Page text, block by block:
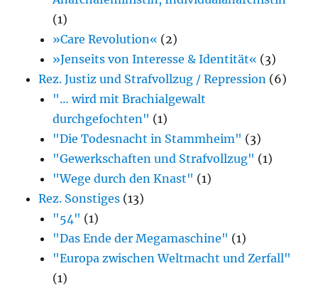
(1)
»Care Revolution« (2)
»Jenseits von Interesse & Identität« (3)
Rez. Justiz und Strafvollzug / Repression (6)
"… wird mit Brachialgewalt
durchgefochten" (1)
"Die Todesnacht in Stammheim" (3)
"Gewerkschaften und Strafvollzug" (1)
"Wege durch den Knast" (1)
Rez. Sonstiges (13)
"54" (1)
"Das Ende der Megamaschine" (1)
"Europa zwischen Weltmacht und Zerfall"
(1)